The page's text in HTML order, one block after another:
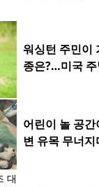
워싱턴 주민이
종은?…미국
어린이 놀 공
변 유목 무너